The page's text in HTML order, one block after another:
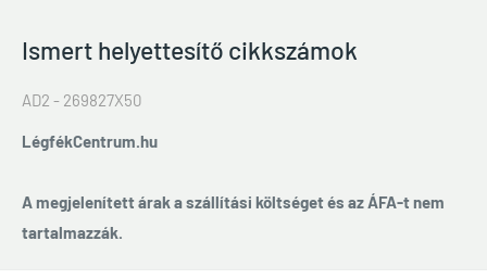
Ismert helyettesítő cikkszámok
AD2 - 269827X50
LégfékCentrum.hu
A megjelenített árak a szállítási költséget és az ÁFA-t nem
tartalmazzák.